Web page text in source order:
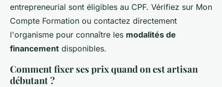
entrepreneurial sont éligibles au CPF. Vérifiez sur Mon
Compte Formation ou contactez directement
l'organisme pour connaître les modalités de
financement disponibles.
Comment fixer ses prix quand on est artisan
débutant ?